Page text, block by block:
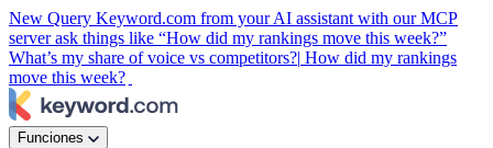
New Query Keyword.com from your AI assistant with our MCP
server ask things like “How did my rankings move this week?”
What’s my share of voice vs competitors?| How did my rankings
move this week?
Funciones